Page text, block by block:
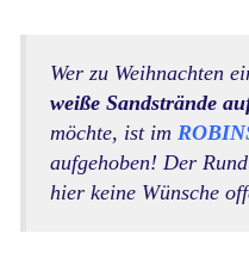
Wer zu Weihnachten
weiße Sandstrände
möchte, ist im
aufgehoben! Der
hier keine Wünsche